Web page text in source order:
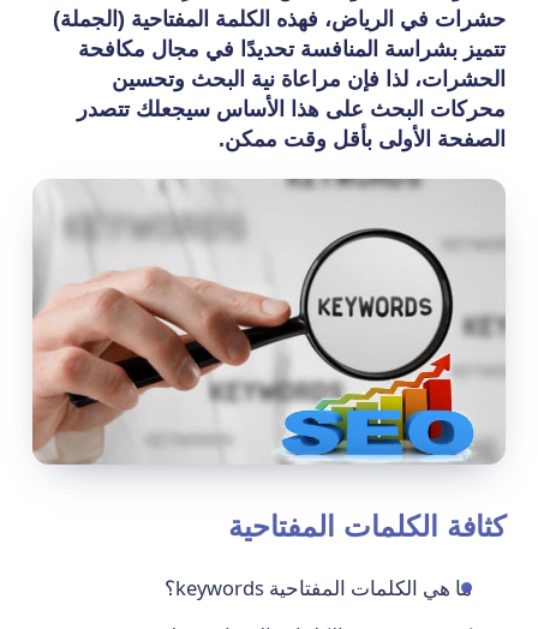
حشرات في الرياض، فهذه الكلمة المفتاحية (الجملة)
تتميز بشراسة المنافسة تحديدًا في مجال مكافحة
الحشرات، لذا فإن مراعاة نية البحث وتحسين
محركات البحث على هذا الأساس سيجعلك تتصدر
الصفحة الأولى بأقل وقت ممكن.
كثافة الكلمات المفتاحية
ما هي الكلمات المفتاحية keywords؟